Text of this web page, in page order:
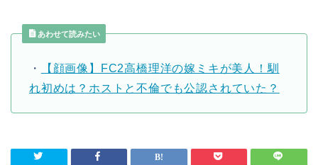
あわせて読みたい
・
【顔画像】FC2高橋理洋の嫁ミキが美人！馴
れ初めは？ホストと不倫でも公認されていた？